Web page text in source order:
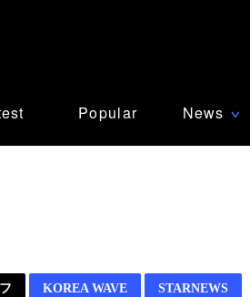
Popular News ∨
KOREA WAVE STARNEWS